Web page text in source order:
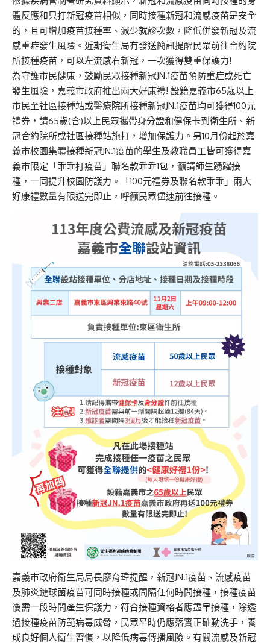
體反應和只打新冠疫苗相似，同時接種新冠和流感疫苗是安全
的，且可增加疫苗接種率、減少就診次數，降低併發新冠及流
感重症發生風險。近期衛生局有發送簡訊提醒民眾前往合約院
所接種疫苗，可以左流感右新冠，一次獲得雙重保護力!
為守護市民健康，鼓勵民眾接種新冠JN.1疫苗預防重症或死亡
發生風險，嘉義市政府推出兩大好康禮! 設籍嘉義市65歲以上
市民至社區接種站或醫療院所接種新冠JN.1疫苗均可獲得100元
禮券，請65歲(含)以上民眾攜帶身分證和健保卡到衛生所、新
冠合約院所或社區接種站施打，增加保護力。另10月份起於嘉
義市校園集體接種新冠JN.1疫苗的學生及教職員工皆可獲得嘉
義市限定「乖乖打疫苗」聯名款乖乖1包，籲請師生踴躍接
種，一同提升校園防護力。「100元禮券及聯名款乖乖」兩大
好康禮數量有限送完即止，呼籲民眾儘速前往接種。
嘉義市政府衛生局局長廖育瑋提醒，新冠JN.1疫苗、流感疫苗
及肺炎鏈球菌疫苗可同時接種或間隔任何時間接種，接種疫苗
後需一段時間產生保護力，符合接種資格者應盡早接種，除透
過接種疫苗防範病毒威脅，民眾平時仍應落實正確勤洗手，養
成良好個人衛生習慣，以降低病毒傳播風險。有關流感及新冠